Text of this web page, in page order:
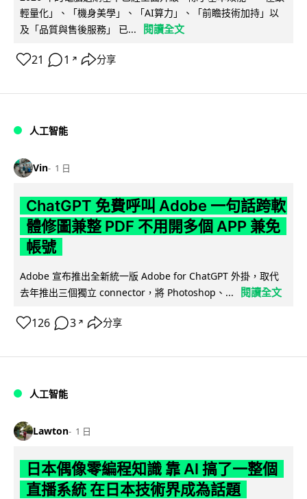
輕量化」、「機身美學」、「AI算力」、「前瞻技術加持」以
及「品質與售後服務」 已...
閱讀全文
21 1 ↗ 分享
人工智能
Vin 1 日
ChatGPT 免費呼叫 Adobe 一句話跨軟
體修圖兼整 PDF 不用開多個 APP 兼免
帳號
Adobe 宣布推出全新統一版 Adobe for ChatGPT 外掛，取代
去年推出三個獨立 connector，將 Photoshop、...
閱讀全文
126 3 ↗ 分享
人工智能
Lawton 1 日
日本偶像零編程知識 靠 AI 搞了一整個
直播系統 在日本技術界成為話題